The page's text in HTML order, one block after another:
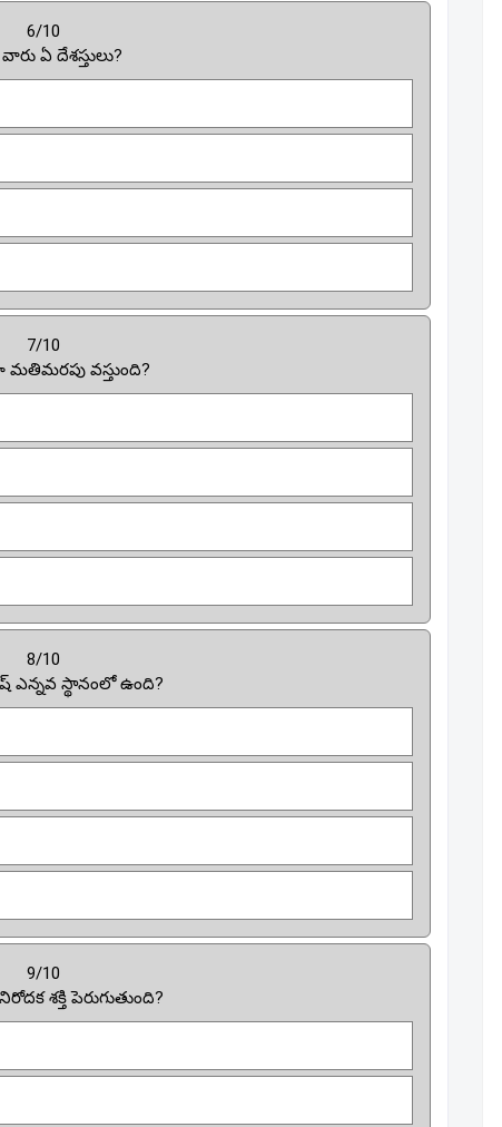
6/10
ఏ దేశస్తులు?
7/10
మతిమరపు వస్తుంది?
8/10
ఎన్నవ స్థానంలో ఉంది?
9/10
శక్తి పెరుగుతుంది?